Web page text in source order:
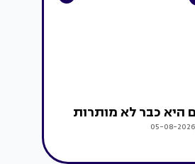
היא כבר לא מותרות
05-08-2026